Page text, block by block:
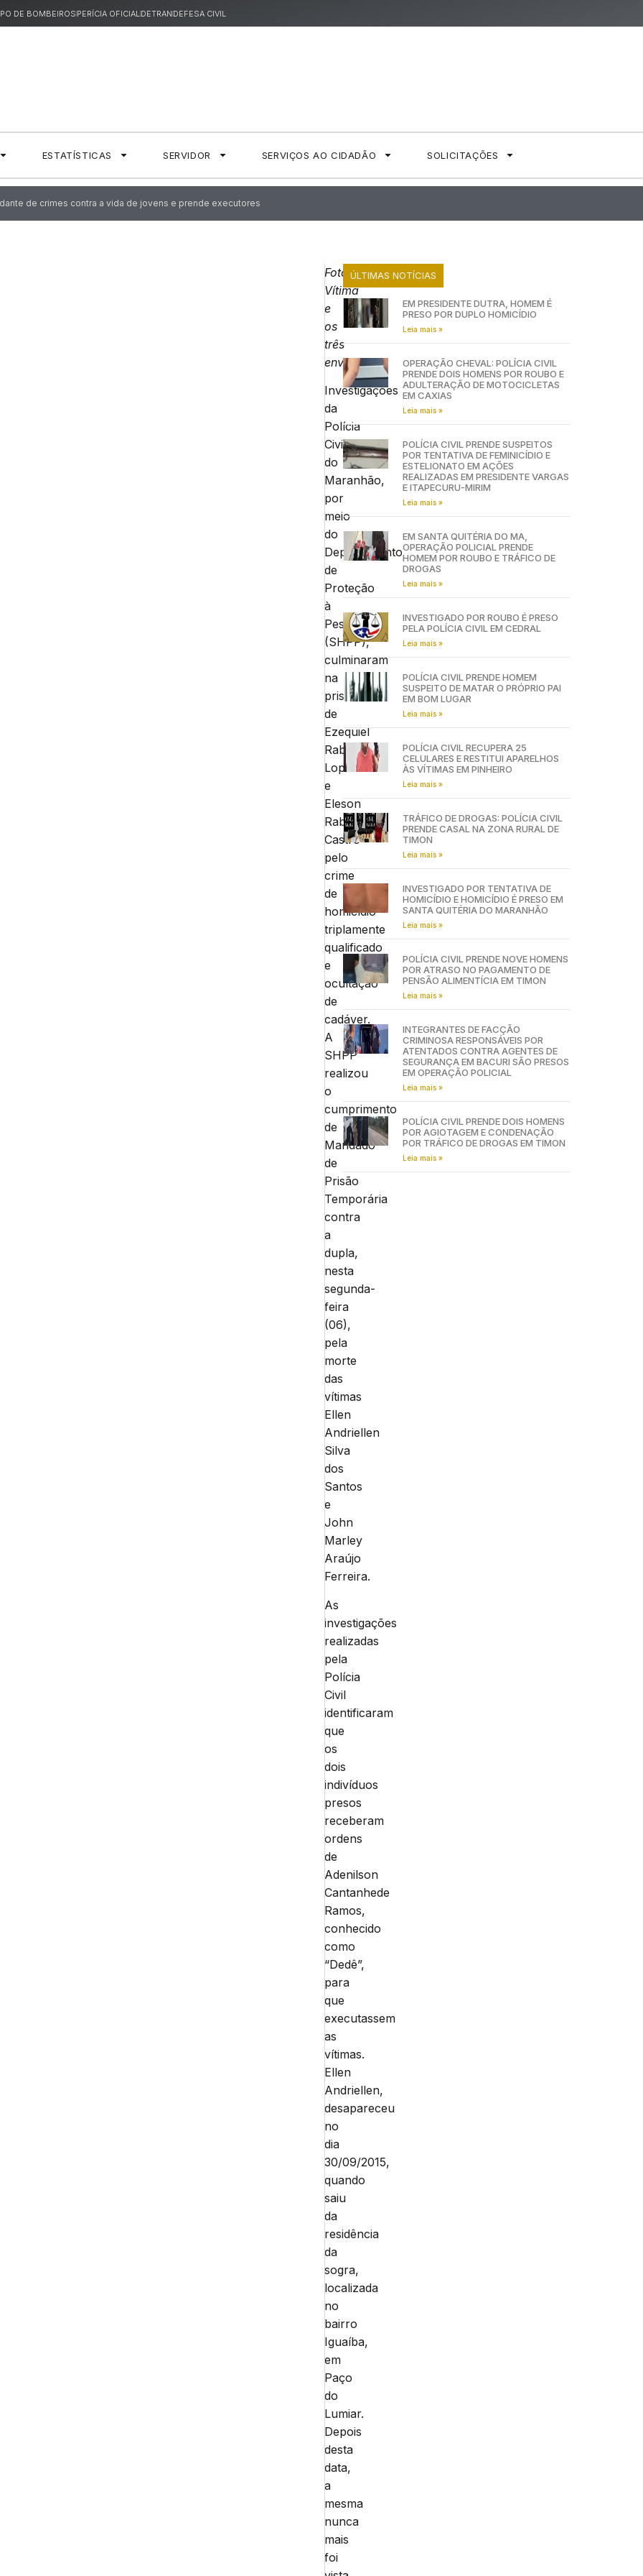
DE BOMBEIROSPERÍCIA OFICIALDETRANDEFESA CIVIL
ESTATÍSTICAS SERVIDOR SERVIÇOS AO CIDADÃO SOLICITAÇÕES
de crimes contra a vida de jovens e prende executores
Foto:
Vítima
e
os
três
envolvidos
Investigações
da
Polícia
Civil
do
Maranhão,
por
meio
do
Departamento
de
Proteção
à
Pessoa
(SHPP),
culminaram
na
prisão
de
Ezequiel
Rabelo
Lopes
e
Eleson
Rabelo
Castro
pelo
crime
de
homicídio
triplamente
qualificado
e
ocultação
de
cadáver.
A
SHPP
realizou
o
cumprimento
de
Mandado
de
Prisão
Temporária
contra
a
dupla,
nesta
segunda-
feira
(06),
pela
morte
das
vítimas
Ellen
Andriellen
Silva
dos
Santos
e
John
Marley
Araújo
Ferreira.
As
investigações
realizadas
pela
Polícia
Civil
identificaram
que
os
dois
indivíduos
presos
receberam
ordens
de
Adenilson
Cantanhede
Ramos,
conhecido
como
“Dedê”,
para
que
executassem
as
vítimas.
Ellen
Andriellen,
desapareceu
no
dia
30/09/2015,
quando
saiu
da
residência
da
sogra,
localizada
no
bairro
Iguaíba,
em
Paço
do
Lumiar.
Depois
desta
data,
a
mesma
nunca
mais
foi
ÚLTIMAS NOTÍCIAS
EM PRESIDENTE DUTRA, HOMEM É
PRESO POR DUPLO HOMICÍDIO
Leia mais »
OPERAÇÃO CHEVAL: POLÍCIA CIVIL
PRENDE DOIS HOMENS POR ROUBO E
ADULTERAÇÃO DE MOTOCICLETAS
EM CAXIAS
Leia mais »
POLÍCIA CIVIL PRENDE SUSPEITOS
POR TENTATIVA DE FEMINICÍDIO E
ESTELIONATO EM AÇÕES
REALIZADAS EM PRESIDENTE VARGAS
E ITAPECURU-MIRIM
Leia mais »
EM SANTA QUITÉRIA DO MA,
OPERAÇÃO POLICIAL PRENDE
HOMEM POR ROUBO E TRÁFICO DE
DROGAS
Leia mais »
INVESTIGADO POR ROUBO É PRESO
PELA POLÍCIA CIVIL EM CEDRAL
Leia mais »
POLÍCIA CIVIL PRENDE HOMEM
SUSPEITO DE MATAR O PRÓPRIO PAI
EM BOM LUGAR
Leia mais »
POLÍCIA CIVIL RECUPERA 25
CELULARES E RESTITUI APARELHOS
ÀS VÍTIMAS EM PINHEIRO
Leia mais »
TRÁFICO DE DROGAS: POLÍCIA CIVIL
PRENDE CASAL NA ZONA RURAL DE
TIMON
Leia mais »
INVESTIGADO POR TENTATIVA DE
HOMICÍDIO E HOMICÍDIO É PRESO EM
SANTA QUITÉRIA DO MARANHÃO
Leia mais »
POLÍCIA CIVIL PRENDE NOVE HOMENS
POR ATRASO NO PAGAMENTO DE
PENSÃO ALIMENTÍCIA EM TIMON
Leia mais »
INTEGRANTES DE FACÇÃO
CRIMINOSA RESPONSÁVEIS POR
ATENTADOS CONTRA AGENTES DE
SEGURANÇA EM BACURI SÃO PRESOS
EM OPERAÇÃO POLICIAL
Leia mais »
POLÍCIA CIVIL PRENDE DOIS HOMENS
POR AGIOTAGEM E CONDENAÇÃO
POR TRÁFICO DE DROGAS EM TIMON
Leia mais »